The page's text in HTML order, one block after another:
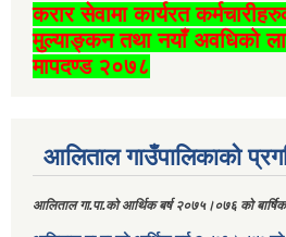
करार सेवामा कार्यरत
मुल्याङ्कन तथा नयाँ अवधिको
मापदण्ड २०७८
आलिताल गाउँपालिकाको
आलिताल गा.पा.को आर्थिक बर्ष २०७५।०७६ को